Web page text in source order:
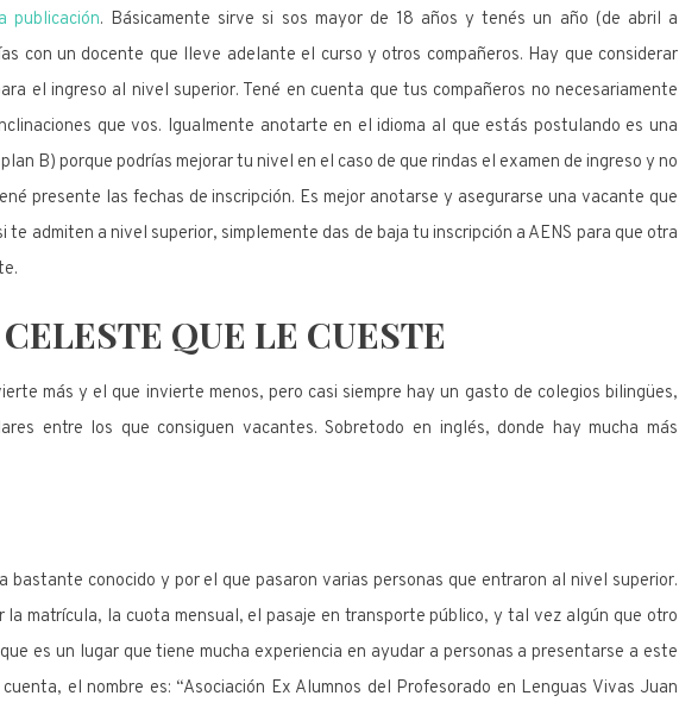
publicación. Básicamente sirve si sos mayor de 18 años y tenés un año (de abril a
con un docente que lleve adelante el curso y otros compañeros. Hay que considerar
el ingreso al nivel superior. Tené en cuenta que tus compañeros no necesariamente
que vos. Igualmente anotarte en el idioma al que estás postulando es una
B) porque podrías mejorar tu nivel en el caso de que rindas el examen de ingreso y no
presente las fechas de inscripción. Es mejor anotarse y asegurarse una vacante que
te admiten a nivel superior, simplemente das de baja tu inscripción a AENS para que otra
QUE LE CUESTE
más y el que invierte menos, pero casi siempre hay un gasto de colegios bilingües,
entre los que consiguen vacantes. Sobretodo en inglés, donde hay mucha más
conocido y por el que pasaron varias personas que entraron al nivel superior.
matrícula, la cuota mensual, el pasaje en transporte público, y tal vez algún que otro
es un lugar que tiene mucha experiencia en ayudar a personas a presentarse a este
el nombre es: “Asociación Ex Alumnos del Profesorado en Lenguas Vivas Juan